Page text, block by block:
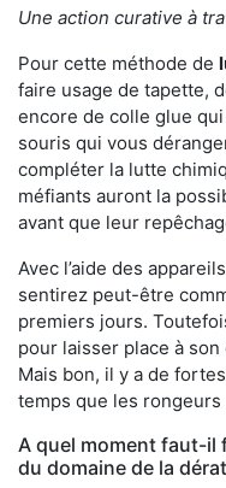
Une action curative à
Pour cette méthode de
faire usage de tapette,
encore de colle glue
souris qui vous
compléter la lutte
méfiants auront la
avant que leur
Avec l’aide des
sentirez peut-être
premiers jours.
pour laisser place à
Mais bon, il y a de
temps que les rongeurs
A quel moment faut-il
du domaine de la